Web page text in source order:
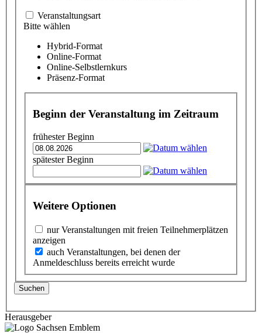
Veranstaltungsart
Bitte wählen
Hybrid-Format
Online-Format
Online-Selbstlernkurs
Präsenz-Format
Beginn der Veranstaltung im Zeitraum
frühester Beginn
spätester Beginn
Weitere Optionen
nur Veranstaltungen mit freien Teilnehmerplätzen
anzeigen
auch Veranstaltungen, bei denen der
Anmeldeschluss bereits erreicht wurde
Suchen
Herausgeber